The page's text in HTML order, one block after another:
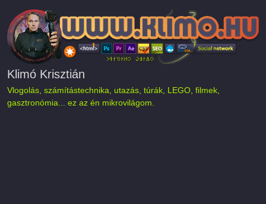
Klimó Krisztián
Vlogolás, számítástechnika, utazás, túrák, LEGO, filmek,
gasztronómia... ez az én mikrovilágom.